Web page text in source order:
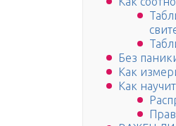
Без
Как
Как